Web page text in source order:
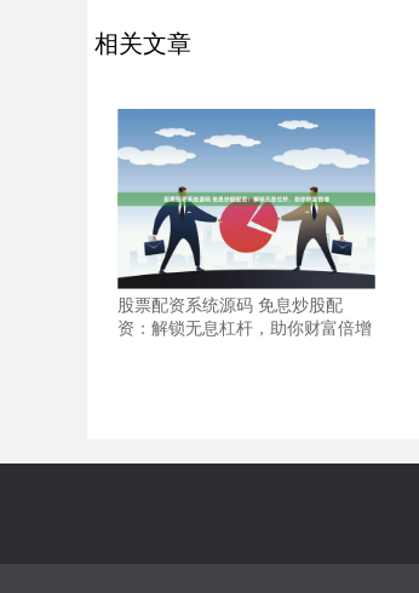
相关文章
股票配资系统源码 免息炒股配
资：解锁无息杠杆，助你财富倍增